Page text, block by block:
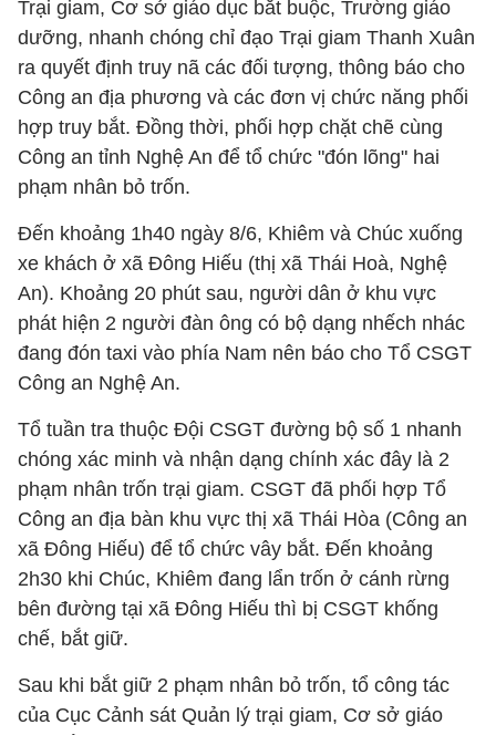
Trại giam, Cơ sở giáo dục bắt buộc, Trường giáo
dưỡng, nhanh chóng chỉ đạo Trại giam Thanh Xuân
ra quyết định truy nã các đối tượng, thông báo cho
Công an địa phương và các đơn vị chức năng phối
hợp truy bắt. Đồng thời, phối hợp chặt chẽ cùng
Công an tỉnh Nghệ An để tổ chức "đón lõng" hai
phạm nhân bỏ trốn.
Đến khoảng 1h40 ngày 8/6, Khiêm và Chúc xuống
xe khách ở xã Đông Hiếu (thị xã Thái Hoà, Nghệ
An). Khoảng 20 phút sau, người dân ở khu vực
phát hiện 2 người đàn ông có bộ dạng nhếch nhác
đang đón taxi vào phía Nam nên báo cho Tổ CSGT
Công an Nghệ An.
Tổ tuần tra thuộc Đội CSGT đường bộ số 1 nhanh
chóng xác minh và nhận dạng chính xác đây là 2
phạm nhân trốn trại giam. CSGT đã phối hợp Tổ
Công an địa bàn khu vực thị xã Thái Hòa (Công an
xã Đông Hiếu) để tổ chức vây bắt. Đến khoảng
2h30 khi Chúc, Khiêm đang lẩn trốn ở cánh rừng
bên đường tại xã Đông Hiếu thì bị CSGT khống
chế, bắt giữ.
Sau khi bắt giữ 2 phạm nhân bỏ trốn, tổ công tác
của Cục Cảnh sát Quản lý trại giam, Cơ sở giáo